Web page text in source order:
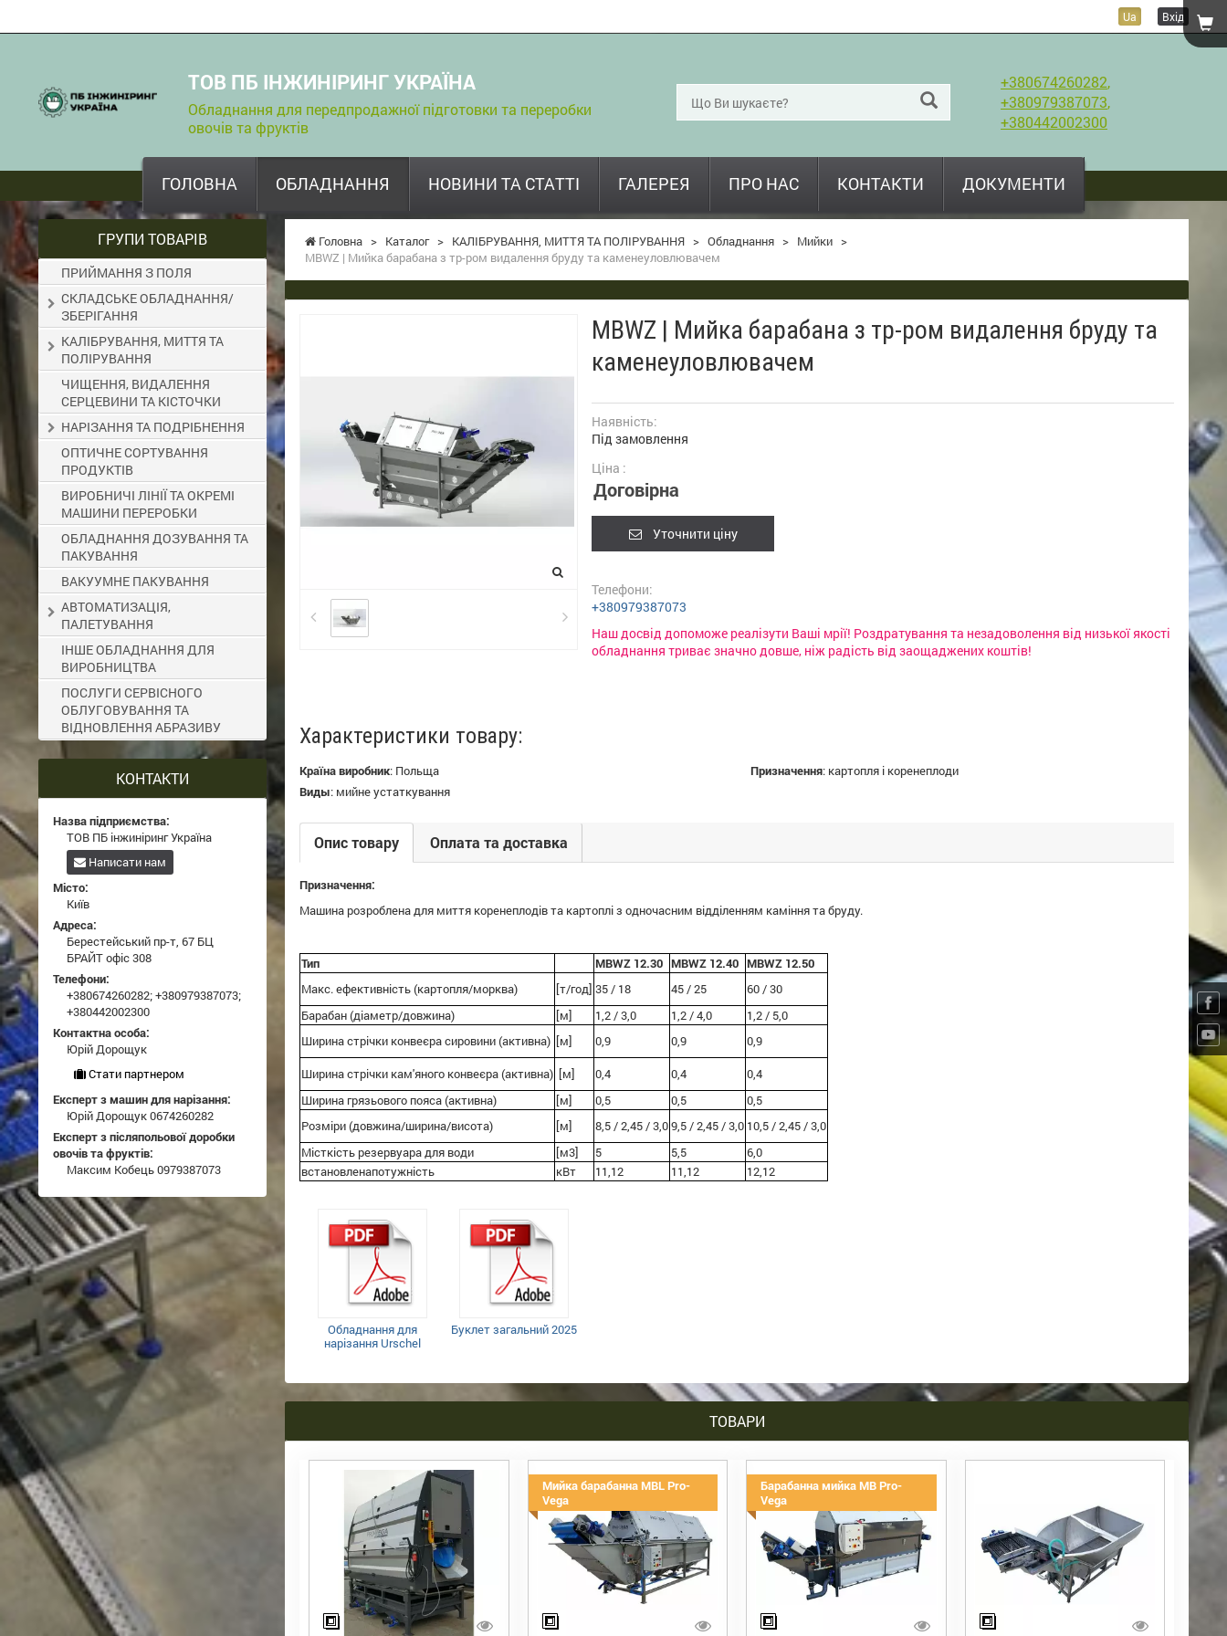
Ua Вхід
ТОВ ПБ ІНЖИНІРИНГ УКРАЇНА
Обладнання для передпродажної підготовки та переробки
овочів та фруктів
+380674260282,
+380979387073,
+380442002300
ГОЛОВНА ОБЛАДНАННЯ НОВИНИ ТА СТАТТІ ГАЛЕРЕЯ ПРО НАС КОНТАКТИ ДОКУМЕНТИ
Головна > Каталог > КАЛІБРУВАННЯ, МИТТЯ ТА ПОЛІРУВАННЯ > Обладнання > Мийки >
MBWZ | Мийка барабана з тр-ром видалення бруду та каменеуловлювачем
MBWZ | Мийка барабана з тр-ром видалення бруду та
каменеуловлювачем
Наявність:
Під замовлення
Ціна :
Договірна
Уточнити ціну
Телефони:
+380979387073
Наш досвід допоможе реалізути Ваші мрії! Роздратування та незадоволення від низької якості
обладнання триває значно довше, ніж радість від заощаджених коштів!
Характеристики товару:
Країна виробник: Польща Призначення: картопля і коренеплоди
Виды: мийне устаткування
Опис товару Оплата та доставка
Призначення:
Машина розроблена для миття коренеплодів та картоплі з одночасним відділенням каміння та бруду.
Тип MBWZ 12.30 MBWZ 12.40 MBWZ 12.50
Макс. ефективність (картопля/морква)
[т/год] 35 / 18 45 / 25
60 / 30
Барабан (діаметр/довжина)
[м] 1,2 / 3,0 1,2 / 4,0
1,2 / 5,0
Ширина стрічки конвеєра сировини (активна) [м] 0,9 0,9
0,9
Ширина стрічки кам'яного конвеєра (активна) [м] 0,4 0,4
0,4
Ширина грязьового пояса (активна)
[м] 0,5 0,5
0,5
Розміри (довжина/ширина/висота)
[м] 8,5 / 2,45 / 3,09,5 / 2,45 / 3,0 10,5 / 2,45 / 3,0
Місткість резервуара для води
[м3] 5 5,5
6,0
встановлена ​​потужність
кВт 11,12 11,12 12,12
Обладнання для
нарізання Urschel
Буклет загальний 2025
ТОВАРИ
Мийка барабанна MBL Pro-
Vega
Барабанна мийка MB Pro-
Vega
ГРУПИ ТОВАРІВ
ПРИЙМАННЯ З ПОЛЯ
СКЛАДСЬКЕ ОБЛАДНАННЯ/
ЗБЕРІГАННЯ
КАЛІБРУВАННЯ, МИТТЯ ТА
ПОЛІРУВАННЯ
ЧИЩЕННЯ, ВИДАЛЕННЯ
СЕРЦЕВИНИ ТА КІСТОЧКИ
НАРІЗАННЯ ТА ПОДРІБНЕННЯ
ОПТИЧНЕ СОРТУВАННЯ
ПРОДУКТІВ
ВИРОБНИЧІ ЛІНІЇ ТА ОКРЕМІ
МАШИНИ ПЕРЕРОБКИ
ОБЛАДНАННЯ ДОЗУВАННЯ ТА
ПАКУВАННЯ
ВАКУУМНЕ ПАКУВАННЯ
АВТОМАТИЗАЦІЯ,
ПАЛЕТУВАННЯ
ІНШЕ ОБЛАДНАННЯ ДЛЯ
ВИРОБНИЦТВА
ПОСЛУГИ СЕРВІСНОГО
ОБЛУГОВУВАННЯ ТА
ВІДНОВЛЕННЯ АБРАЗИВУ
КОНТАКТИ
Назва підприємства:
ТОВ ПБ інжиніринг Україна
Написати нам
Місто:
Київ
Адреса:
Берестейський пр-т, 67 БЦ
БРАЙТ офіс 308
Телефони:
+380674260282;+380979387073;
+380442002300
Контактна особа:
Юрій Дорощук
Стати партнером
Експерт з машин для нарізання:
Юрій Дорощук 0674260282
Експерт з післяпольової доробки
овочів та фруктів:
Максим Кобець 0979387073